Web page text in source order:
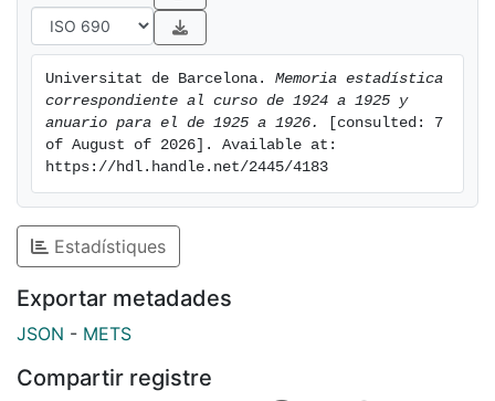
Universitat de Barcelona. Memoria estadística
correspondiente al curso de 1924 a 1925 y
anuario para el de 1925 a 1926.
[consulted: 7
of August of 2026]. Available at:
https://hdl.handle.net/2445/4183
Estadístiques
Exportar metadades
JSON - METS
Compartir registre